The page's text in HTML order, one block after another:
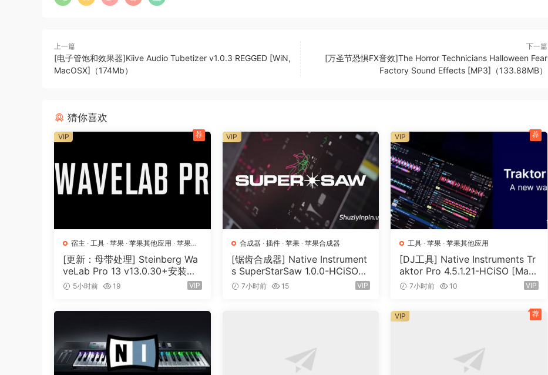
上一篇
[电子管饱和效果器]Kiive Audio Tubetizer v1.0.3 REGGED [WiN,
MacOSX]（174Mb）
下一篇
[万圣节恐惧FX音效]The Horror Technicians Halloween Fear
Factory Sound Effects [MP3]（133.88MB）
猜你喜欢
宿主 · 工具 · 苹果 · 苹果其他应用 · 苹果宿
主
[更新：母带处理] Steinberg Wa
veLab Pro 13 v13.0.30+安装方
法 [WiN, MacOSX]（285.6MB
5小时前 19 VIP
VIP 荐
合成器· 插件· 苹果· 苹果合成器
[锯齿合成器] Native Instrument
s SuperStarSaw 1.0.0-HCiSO
[MacOSX]（182.43MB）
7小时前 15 VIP
VIP
工具 ·苹果 ·苹果其他应用
[DJ工具] Native Instruments Tr
aktor Pro 4.5.1.21-HCiSO [Mac
OSX]（402.83MB）
7小时前 10 VIP
VIP 荐
VIP 荐